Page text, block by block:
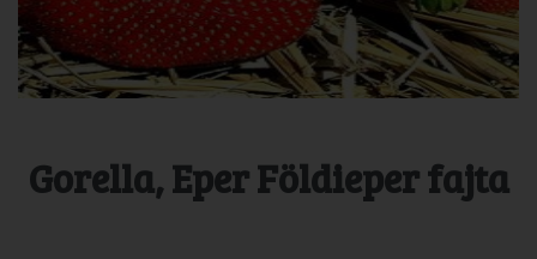
Gorella, Eper Földieper fajta